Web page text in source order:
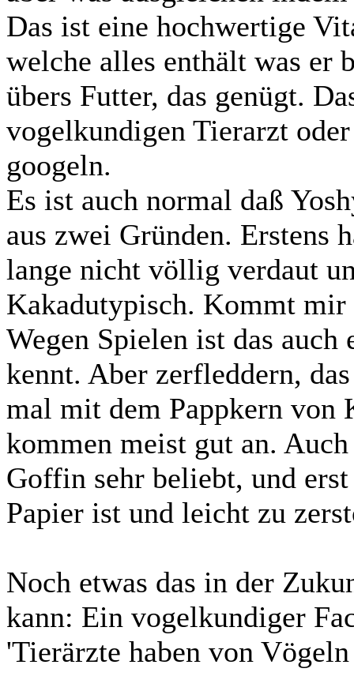
Das ist eine hochwertige
welche alles enthält was er
übers Futter, das genügt.
vogelkundigen Tierarzt
googeln.
Es ist auch normal daß
aus zwei Gründen. Erstens
lange nicht völlig verdaut
Kakadutypisch. Kommt mir
Wegen Spielen ist das
kennt. Aber zerfleddern,
mal mit dem Pappkern von
kommen meist gut an.
Goffin sehr beliebt, und
Papier ist und leicht zu
Noch etwas das in der
kann: Ein vogelkundiger
'Tierärzte haben von